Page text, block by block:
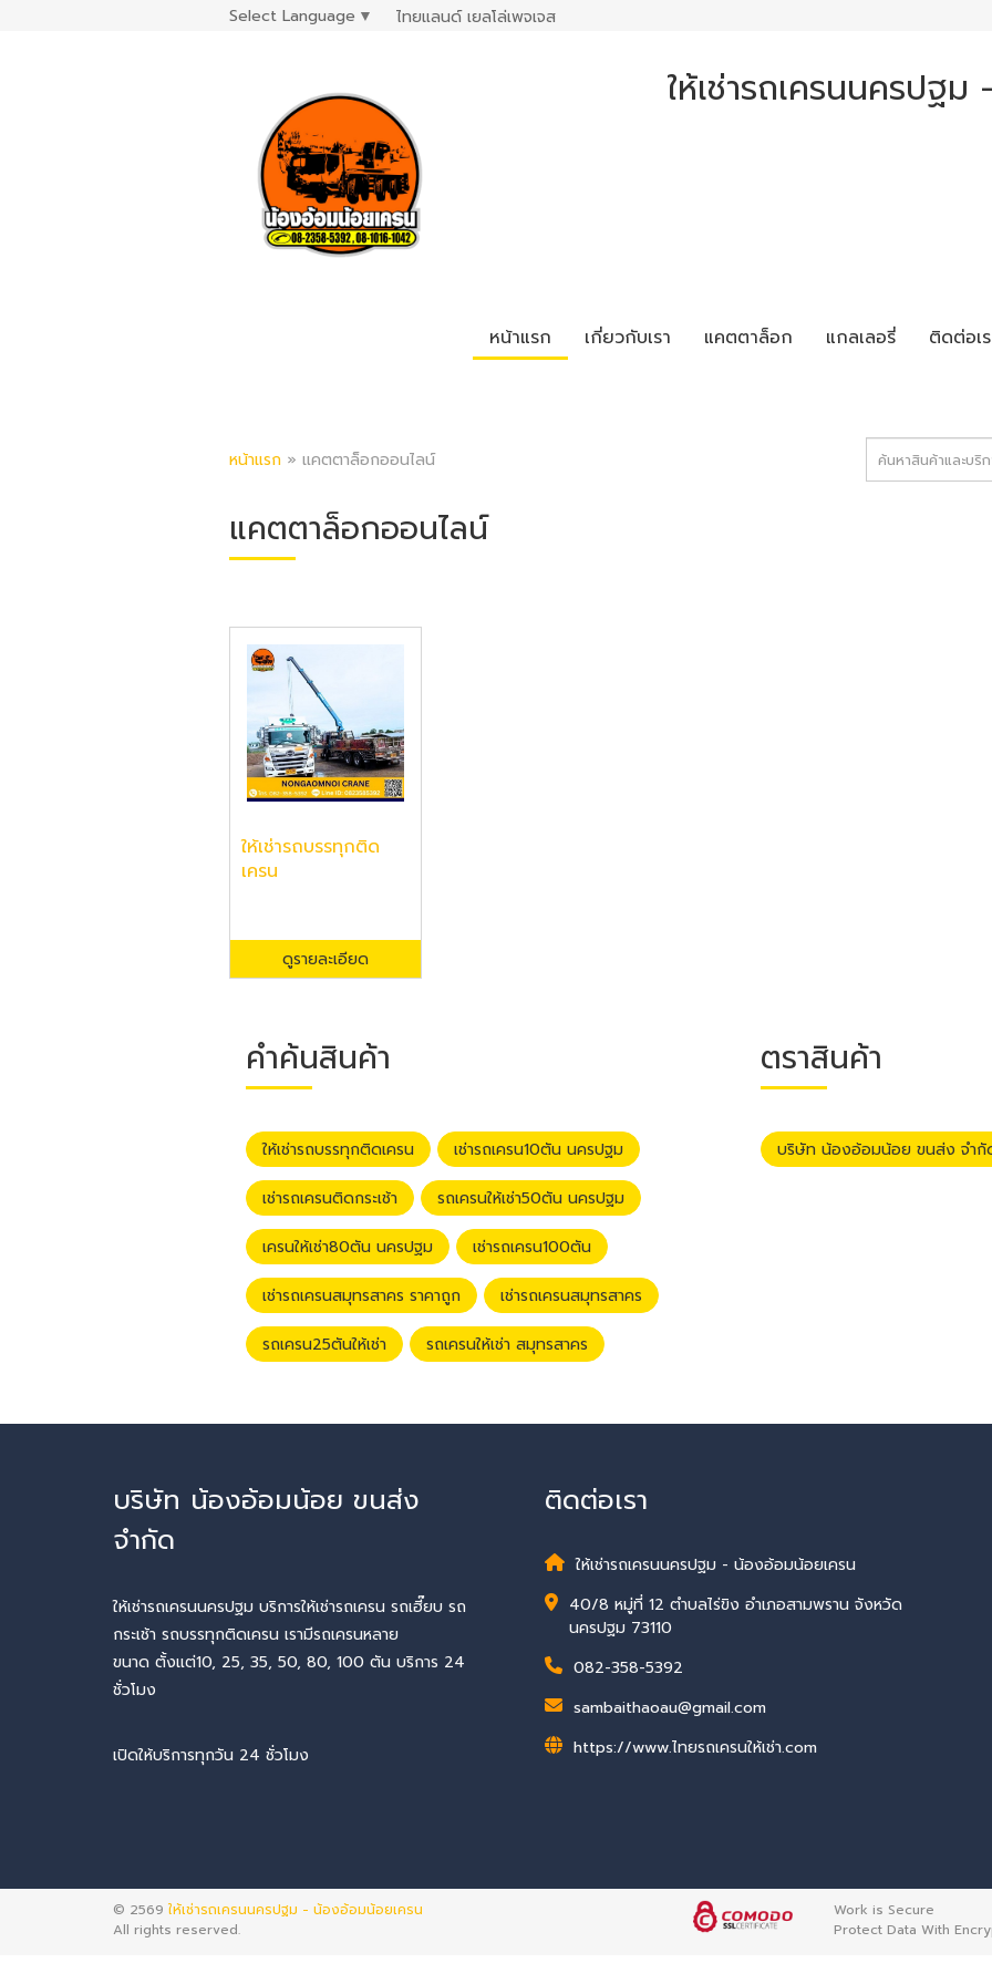
Select Language ▼ ไทยแลนด์ เยลโล่เพจเจส
ให้เช่ารถเครนนครปฐ
หน้าแรก เกี่ยวกับเรา แคตตาล็อก แกลเลอรี่ ติดต่อเ
หน้าแรก » แคตตาล็อกออนไลน์
แคตตาล็อกออนไลน์
ให้เช่ารถบรรทุกติด
เครน
ดูรายละเอียด
คำค้นสินค้า
ให้เช่ารถบรรทุกติดเครน เช่ารถเครน10ตัน นครปฐม
เช่ารถเครนติดกระเช้า รถเครนให้เช่า50ตัน นครปฐม
เครนให้เช่า80ตัน นครปฐม เช่ารถเครน100ตัน
เช่ารถเครนสมุทรสาคร ราคาถูก เช่ารถเครนสมุทรสาคร
รถเครน25ตันให้เช่า รถเครนให้เช่า สมุทรสาคร
ตราสินค้า
บริษัท น้องอ้อมน้อย ขนส่ง จำกั
บริษัท น้องอ้อมน้อย ขนส่ง
จำกัด
ให้เช่ารถเครนนครปฐม บริการให้เช่ารถเครน รถเฮี๊ยบ รถ
กระเช้า รถบรรทุกติดเครน เรามีรถเครนหลาย
ขนาด ตั้งแต่10, 25, 35, 50, 80, 100 ตัน บริการ 24
ชั่วโมง
เปิดให้บริการทุกวัน 24 ชั่วโมง
ติดต่อเรา
ให้เช่ารถเครนนครปฐม - น้องอ้อมน้อยเครน
40/8 หมู่ที่ 12 ตำบลไร่ขิง อำเภอสามพราน จังหวัด
นครปฐม 73110
082-358-5392
sambaithaoau@gmail.com
https://www.ไทยรถเครนให้เช่า.com
© 2569 ให้เช่ารถเครนนครปฐม - น้องอ้อมน้อยเครน
All rights reserved.
Work is Secure
Protect Data With